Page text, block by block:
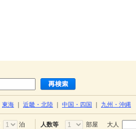
東海 近畿・北陸 中国・四国 九州・沖縄
泊 人数等 部屋 大人